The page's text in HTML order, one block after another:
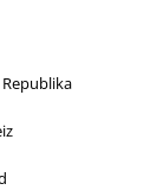
Republika